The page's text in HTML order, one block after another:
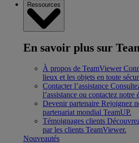
Ressources
En savoir plus sur
À propos de TeamViewer
lieux et les objets en toute
Contacter l’assistance
l’assistance ou contactez notre
Devenir partenaire Rejoignez
partenariat mondial TeamUP.
Témoignages clients
par les clients TeamViewer.
Nouveautés